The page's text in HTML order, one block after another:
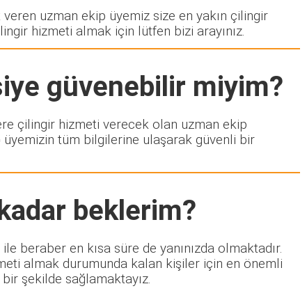
uzman ekip üyemiz size en yakın çilingir
hizmeti almak için lütfen bizi arayınız.
güvenebilir miyim?
çilingir hizmeti verecek olan uzman ekip
tüm bilgilerine ulaşarak güvenli bir
beklerim?
beraber en kısa süre de yanınızda olmaktadır.
almak durumunda kalan kişiler için en önemli
şekilde sağlamaktayız.